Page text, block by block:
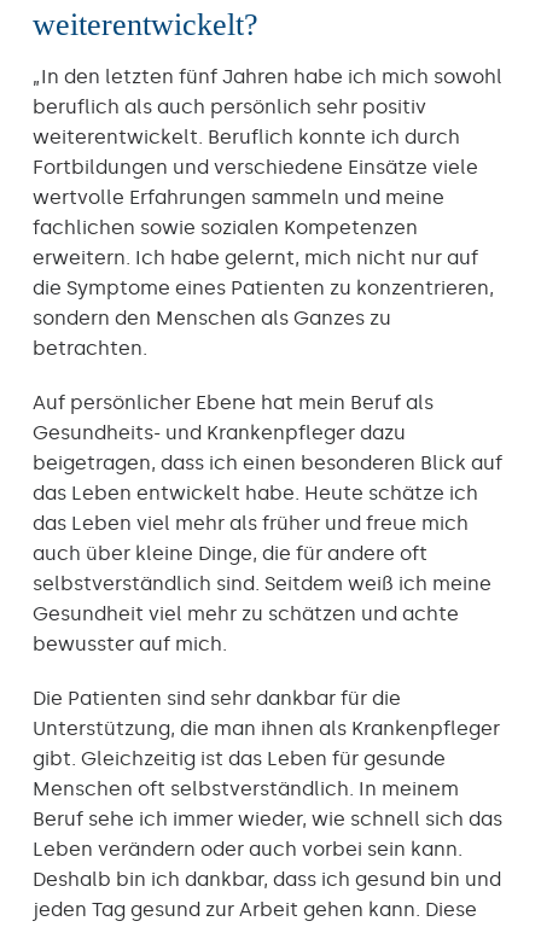
weiterentwickelt?
„In den letzten fünf Jahren habe ich mich sowohl
beruflich als auch persönlich sehr positiv
weiterentwickelt. Beruflich konnte ich durch
Fortbildungen und verschiedene Einsätze viele
wertvolle Erfahrungen sammeln und meine
fachlichen sowie sozialen Kompetenzen
erweitern. Ich habe gelernt, mich nicht nur auf
die Symptome eines Patienten zu konzentrieren,
sondern den Menschen als Ganzes zu
betrachten.
Auf persönlicher Ebene hat mein Beruf als
Gesundheits- und Krankenpfleger dazu
beigetragen, dass ich einen besonderen Blick auf
das Leben entwickelt habe. Heute schätze ich
das Leben viel mehr als früher und freue mich
auch über kleine Dinge, die für andere oft
selbstverständlich sind. Seitdem weiß ich meine
Gesundheit viel mehr zu schätzen und achte
bewusster auf mich.
Die Patienten sind sehr dankbar für die
Unterstützung, die man ihnen als Krankenpfleger
gibt. Gleichzeitig ist das Leben für gesunde
Menschen oft selbstverständlich. In meinem
Beruf sehe ich immer wieder, wie schnell sich das
Leben verändern oder auch vorbei sein kann.
Deshalb bin ich dankbar, dass ich gesund bin und
jeden Tag gesund zur Arbeit gehen kann. Diese